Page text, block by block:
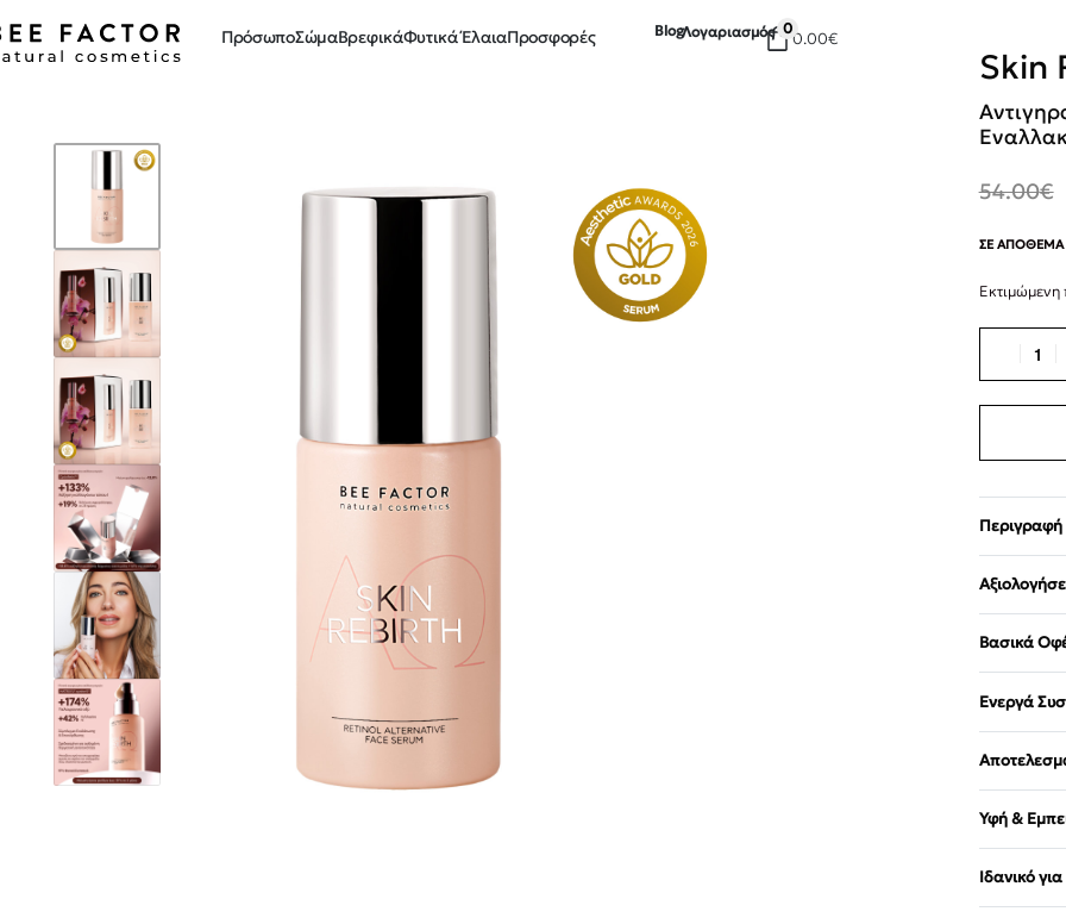
ΠρόσωποΣώμαΒρεφικάΦυτικά ΈλαιαΠροσφορές BlogΛογαριασμός 00.00€
Skin
54.00€
ΣΕ ΑΠΌΘΕΜΑ
Περιγραφή
Βασικά
Ενεργά
Υφή &
Ιδανικό για